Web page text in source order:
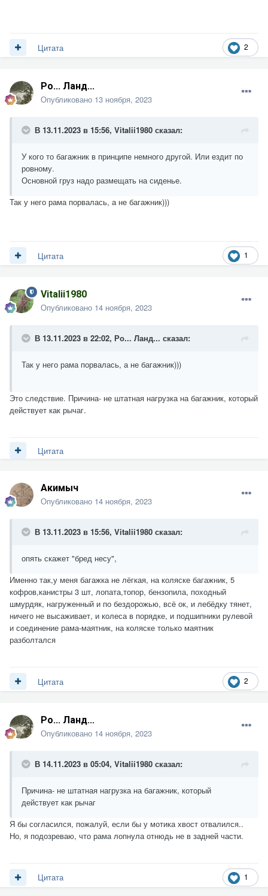
2
Цитата
Ро... Ланд...
Опубликовано 13 ноября, 2023
В 13.11.2023 в 15:56, Vitalii1980 сказал:
У кого то багажник в принципе немного другой. Или ездит по
ровному.
Основной груз надо размещать на сиденье.
Так у него рама порвалась, а не багажник)))
1
Цитата
Vitalii1980
Опубликовано 14 ноября, 2023
В 13.11.2023 в 22:02, Ро... Ланд... сказал:
Так у него рама порвалась, а не багажник)))
Это следствие. Причина- не штатная нагрузка на багажник, который
действует как рычаг.
Цитата
Акимыч
Опубликовано 14 ноября, 2023
В 13.11.2023 в 15:56, Vitalii1980 сказал:
опять скажет "бред несу",
Именно так,у меня багажка не лёгкая, на коляске багажник, 5
кофров,канистры 3 шт, лопата,топор, бензопила, походный
шмурдяк, нагруженный и по бездорожью, всё ок, и лебёдку тянет,
ничего не высаживает, и колеса в порядке, и подшипники рулевой
и соединение рама-маятник, на коляске только маятник
разболтался
2
Цитата
Ро... Ланд...
Опубликовано 14 ноября, 2023
В 14.11.2023 в 05:04, Vitalii1980 сказал:
Причина- не штатная нагрузка на багажник, который
действует как рычаг
Я бы согласился, пожалуй, если бы у мотика хвост отвалился..
Но, я подозреваю, что рама лопнула отнюдь не в задней части.
1
Цитата